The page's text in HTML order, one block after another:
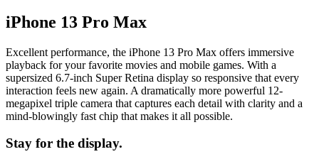
iPhone 13 Pro Max
Excellent performance, the iPhone 13 Pro Max offers immersive
playback for your favorite movies and mobile games. With a
supersized 6.7-inch Super Retina display so responsive that every
interaction feels new again. A dramatically more powerful 12-
megapixel triple camera that captures each detail with clarity and a
mind-blowingly fast chip that makes it all possible.
Stay for the display.